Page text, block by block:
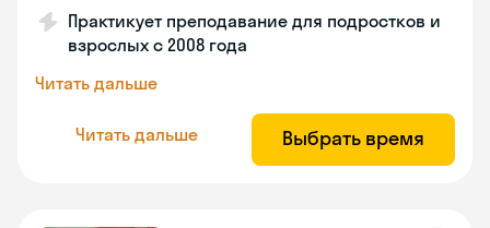
Практикует преподавание для подростков и
взрослых с 2008 года
Читать дальше
Читать дальше Выбрать время